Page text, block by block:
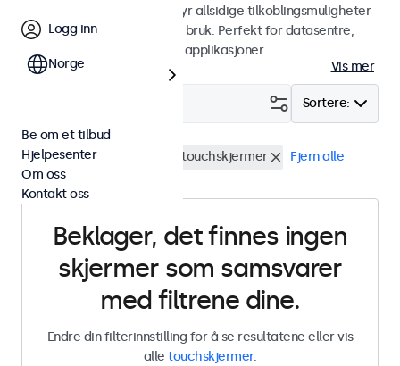
miljøer. Skjermene våre tilbyr allsidige tilkoblingsmuligheter
og er egnet for kontinuerlig bruk. Perfekt for datasentre,
serverrom og profesjonelle applikasjoner.
Vis mer
Sortere:
Filter (0)
Rackmontering (19") 32" touchskjermer Fjern alle
Beklager, det finnes ingen
skjermer som samsvarer
med filtrene dine.
Endre din filterinnstilling for å se resultatene eller vis
alletouchskjermer.
Logg inn
Norge
Be om et tilbud
Hjelpesenter
Om oss
Kontakt oss